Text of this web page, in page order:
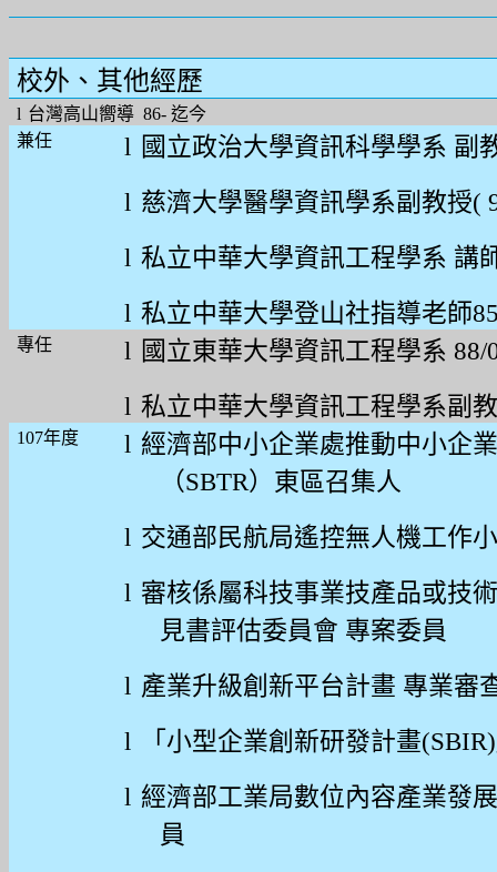
校外、其他經歷
l 台灣高山嚮導 86- 迄今
兼任
l 國立政治大學資訊科學學系 副
l 慈濟大學醫學資訊學系副教授(
l 私立中華大學資訊工程學系 講
l 私立中華大學登山社指導老師
專任 l 國立東華大學資訊工程學系 88/
l 私立中華大學資訊工程學系副
107年度 l 經濟部中小企業處推動中小企
（SBTR）東區召集人
l 交通部民航局遙控無人機工作
l 審核係屬科技事業技產品或技
見書評估委員會 專案委員
l 產業升級創新平台計畫 專業審
l
「小型企業創新研發計畫(SBIR)
l 經濟部工業局數位內容產業發
員